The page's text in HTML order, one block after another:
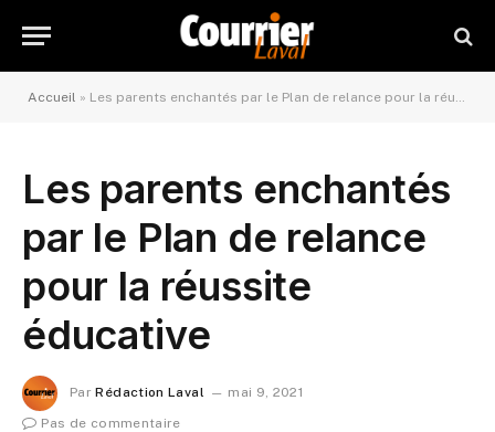
Accueil » Les parents enchantés par le Plan de relance pour la réussite éducative
Les parents enchantés
par le Plan de relance
pour la réussite
éducative
Par Rédaction Laval
mai 9, 2021
Pas de commentaire